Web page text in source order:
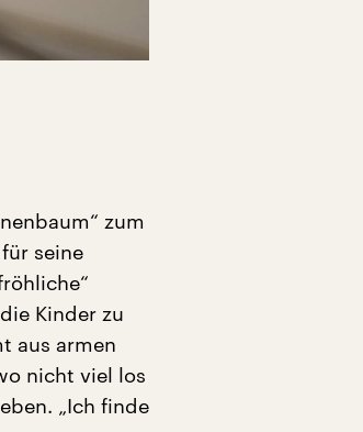
zum
seine
Kinder zu
aus armen
nicht viel los
„Ich finde